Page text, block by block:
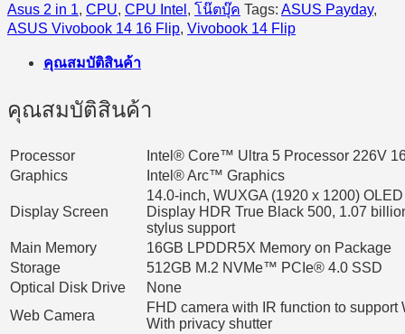
Asus 2 in 1, CPU, CPU Intel , โน๊ตบุ๊ค Tags: ASUS Payday,
ASUS Vivobook 14 16 Flip, Vivobook 14 Flip
คุณสมบัติสินค้า
คุณสมบัติสินค้า
Processor
Intel® Core™ Ultra 5 Processor 226V
Graphics
Intel® Arc™ Graphics
Display Screen
14.0-inch, WUXGA (1920 x 1200)
Display HDR True Black 500, 1.07
stylus support
Main Memory
16GB LPDDR5X Memory on Package
Storage
512GB M.2 NVMe™ PCIe® 4.0 SSD
Optical Disk Drive
None
Web Camera
FHD camera with IR function to support
With privacy shutter